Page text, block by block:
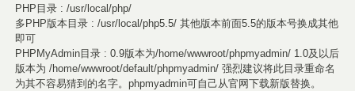
PHP目录 : /usr/local/php/
多PHP版本目录 : /usr/local/php5.5/ 其他版本前面5.5的版本号换成其他
即可
PHPMyAdmin目录 : 0.9版本为/home/wwwroot/phpmyadmin/ 1.0及以后
版本为 /home/wwwroot/default/phpmyadmin/ 强烈建议将此目录重命名
为其不容易猜到的名字。phpmyadmin可自己从官网下载新版替换。